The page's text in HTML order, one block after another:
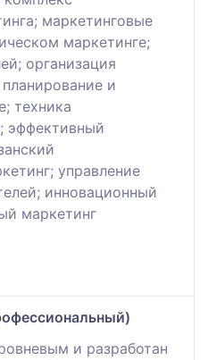
маркетинговые
маркетинге;
организация
и
техника
эффективный
управление
инновационный
маркетинг
и разработан